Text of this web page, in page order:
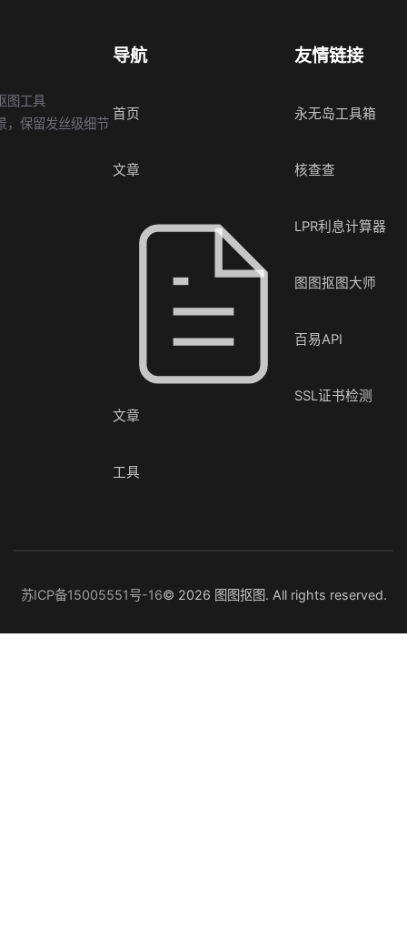
图工具
，保留发丝级细节
导航
首页
文章
文章
工具
友情链接
永无岛工具箱
核查查
LPR利息计算器
图图抠图大师
百易API
SSL证书检测
苏ICP备15005551号-16© 2026 图图抠图. All rights reserved.